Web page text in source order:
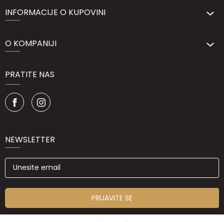
INFORMACIJE O KUPOVINI
O KOMPANIJI
PRATITE NAS
NEWSLETTER
PRIJAVITE SE